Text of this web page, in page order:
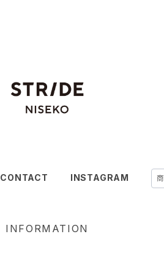
CONTACT INSTAGRAM
INFORMATION